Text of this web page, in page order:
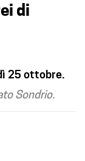
di
25 ottobre.
Sondrio.